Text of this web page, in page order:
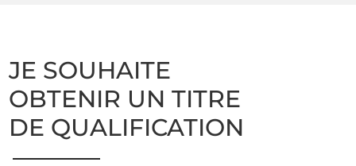
JE SOUHAITE
OBTENIR UN TITRE
DE QUALIFICATION